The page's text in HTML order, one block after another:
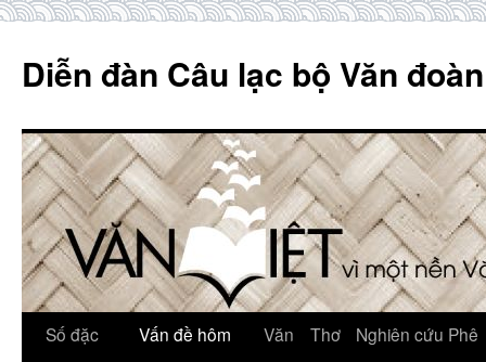
content
Diễn đàn Câu lạc bộ Văn
Số đặc
Vấn đề hôm
Văn Thơ
Nghiên cứu Phê